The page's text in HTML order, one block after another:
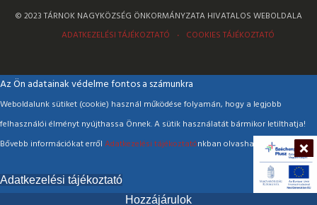
© 2023 TÁRNOK NAGYKÖZSÉG ÖNKORMÁNYZATA HIVATALOS WEBOLDALA
ADATKEZELÉSI TÁJÉKOZTATÓ
COOKIES TÁJÉKOZTATÓ
Az Ön adatainak védelme fontos a számunkra
Weboldalunk sütiket (cookie) használ működése folyamán, hogy a legjobb
felhasználói élményt nyújthassa Önnek. A sütik használatát bármikor letilthatja!
Bővebb információkat erről Adatkezelési tájékoztatónkban olvashat.
Adatkezelési tájékoztató
Hozzájárulok